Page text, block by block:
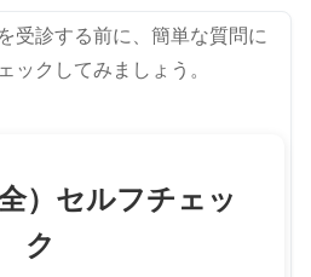
受診する前に、簡単な質問に
ックしてみましょう。
）セルフチェッ
ク